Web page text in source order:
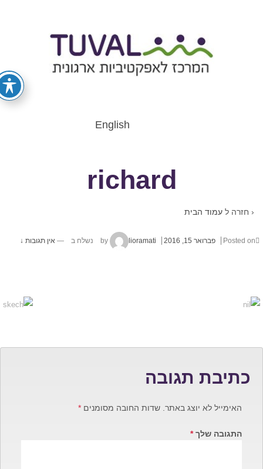
English
richard
‹ חזרה ל עמוד הבית
Posted פברואר 15, 2016 by
lioramati נשלח ב — אין תגובות ↓
כתיבת תגובה
האימייל לא יוצג באתר. שדות החובה מסומנים*
התגובה שלך*